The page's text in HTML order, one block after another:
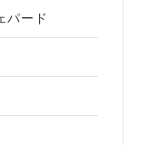
パード